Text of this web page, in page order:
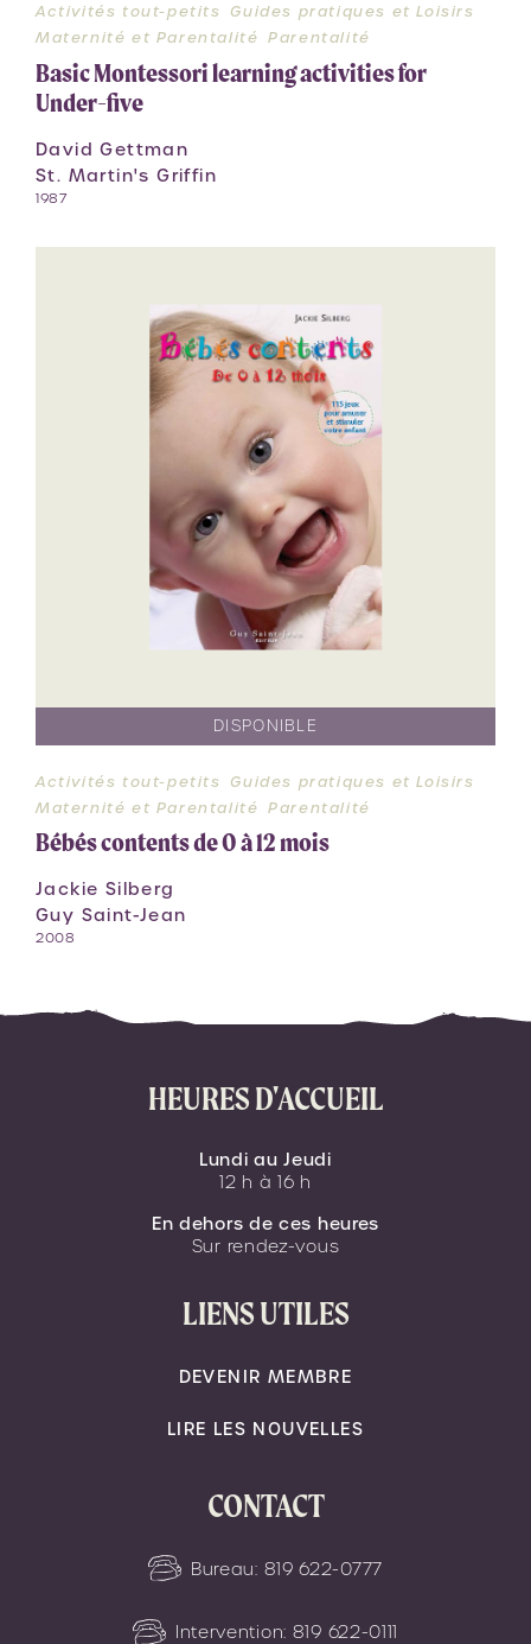
Activités tout-petits
Guides pratiques et Loisirs
Maternité et Parentalité Parentalité
Basic Montessori learning activities for
Under-five
David Gettman
St. Martin's Griffin
1987
DISPONIBLE
Activités tout-petits
Guides pratiques et Loisirs
Maternité et Parentalité Parentalité
Bébés contents de 0 à 12 mois
Jackie Silberg
Guy Saint-Jean
2008
HEURES D'ACCUEIL
Lundi au Jeudi
12 h à 16 h
En dehors de ces heures
Sur rendez-vous
LIENS UTILES
DEVENIR MEMBRE
LIRE LES NOUVELLES
CONTACT
Bureau: 819 622-0777
Intervention: 819 622-0111